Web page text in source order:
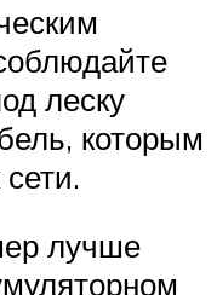
леску
которым
лучше